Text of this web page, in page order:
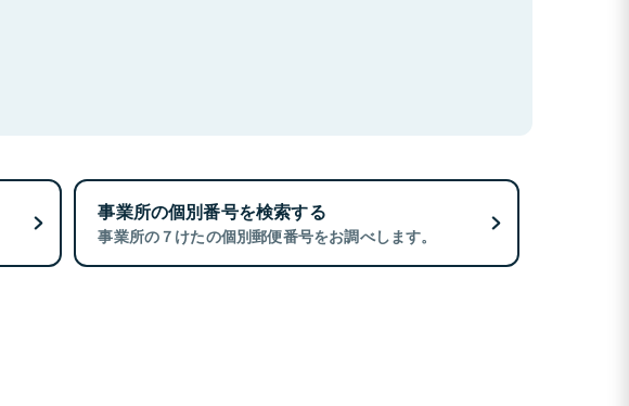
事業所の個別番号を検索する
事業所の７けたの個別郵便番号をお調べします。